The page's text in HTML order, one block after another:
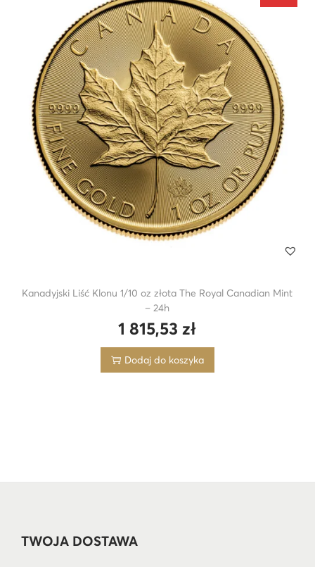
Kanadyjski Liść Klonu 1/10 oz złota The Royal Canadian Mint
– 24h
1 815,53zł
Dodaj do koszyka
TWOJA DOSTAWA